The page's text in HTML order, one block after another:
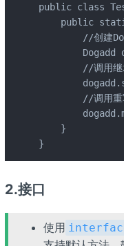
public class
public
//创建
Dogadd
//调用
//调用
    }
}
2.接口
使用